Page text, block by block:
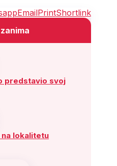
EmailPrintShortlink
predstavio svoj
lokalitetu